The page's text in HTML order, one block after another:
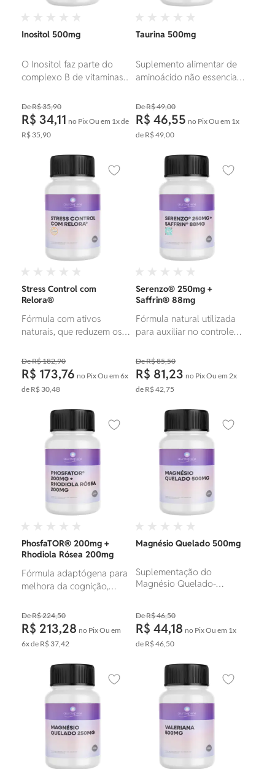
Inositol 500mg
O Inositol faz parte do
complexo B de vitaminas,
terapêuticos potenciais
como a prevenção e
tratamento de desordens
associadas à resistência à
insulina, incluindo a
síndrome metabólica e
diabetes.
R$ 35,90
R$ 34,11 no PixOu em 1xde
R$ 35,90
Taurina 500mg
Suplemento alimentar de
aminoácido não essencial
importantes no
organismo, incluindo o
suporte à saúde
cardiovascular, cerebral e
R$ 49,00
R$ 46,55 no PixOu em 1x
de R$ 49,00
Stress Control com
Relora®
Fórmula com ativos
naturais, que reduzem os
possuindo um efeito
calmante, de relaxamento,
melhorando a qualidade
de vida.
Adicionar aos favoritos
R$ 182,90
R$ 173,76 no PixOu em 6x
de R$ 30,48
Serenzo® 250mg +
Saffrin® 88mg
Fórmula natural utilizada
para auxiliar no controle
Adicionar
R$ 85,50
R$ 81,23 no PixOu em 2x
de R$ 42,75
PhosfaTOR® 200mg +
Rhodiola Rósea 200mg
Fórmula adaptógena para
melhora da cognição,
aumento da energia.
Adicionar aos favoritos
R$ 224,50
R$ 213,28 no PixOu em
6xde R$ 37,42
Magnésio Quelado 500mg
Suplementação do
Magnésio Quelado-
Adicionar
R$ 46,50
R$ 44,18 no PixOu em 1x
de R$ 46,50
Adicionar aos favoritos Adicionar